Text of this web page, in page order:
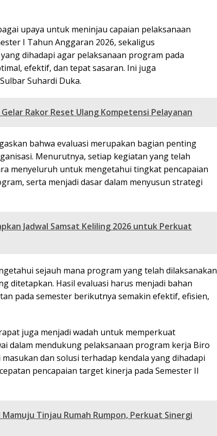
upaya untuk meninjau capaian pelaksanaan
I Tahun Anggaran 2026, sekaligus
dihadapi agar pelaksanaan program pada
efektif, dan tepat sasaran. Ini juga
Suhardi Duka.
Gelar Rakor Reset Ulang Kompetensi Pelayanan
bahwa evaluasi merupakan bagian penting
Menurutnya, setiap kegiatan yang telah
menyeluruh untuk mengetahui tingkat pencapaian
serta menjadi dasar dalam menyusun strategi
Jadwal Samsat Keliling 2026 untuk Perkuat
sejauh mana program yang telah dilaksanakan
ditetapkan. Hasil evaluasi harus menjadi bahan
pada semester berikutnya semakin efektif, efisien,
juga menjadi wadah untuk memperkuat
dalam mendukung pelaksanaan program kerja Biro
dan solusi terhadap kendala yang dihadapi
pencapaian target kinerja pada Semester II
Mamuju Tinjau Rumah Rumpon, Perkuat Sinergi